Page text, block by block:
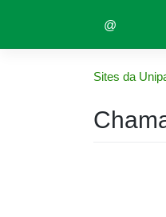
@
Sites da